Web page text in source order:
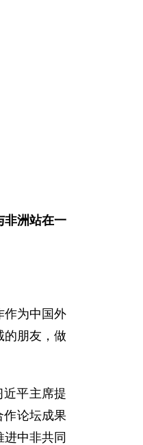
非洲站在一
作为中国外
的朋友，做
平主席提
作论坛成果
中非共同